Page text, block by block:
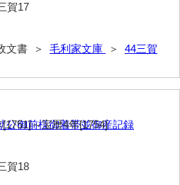
賀17
文書 ＞ 毛利家文庫 ＞ 44三賀
公御前様御着帯並御産記録
賀18
～宝暦4年[1754]